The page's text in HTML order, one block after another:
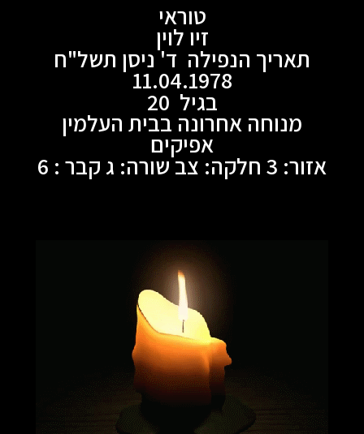
טוראי
זיו לוין
תאריך הנפילה ד' ניסן תשל"ח
11.04.1978
בגיל 20
מנוחה אחרונה בבית העלמין
אפיקים
אזור: 3 חלקה: צב שורה: ג קבר : 6